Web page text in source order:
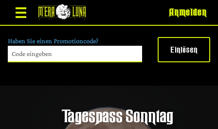
Anmelden
Haben Sie einen Promotioncode?
Einlösen
Tagespass Sonntag